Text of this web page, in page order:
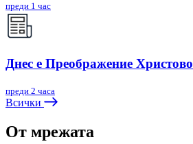
преди 1 час
Днес е Преображение Христово
преди 2 часа
Всички
От мрежата